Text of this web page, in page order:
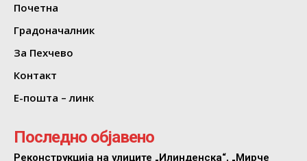
Почетна
Градоначалник
За Пехчево
Контакт
Е-пошта – линк
Последно објавено
Реконструкција на улиците „Илинденска“, „Мирче